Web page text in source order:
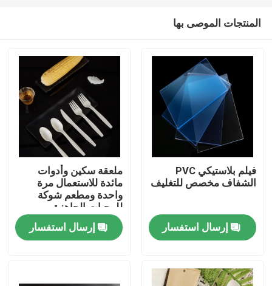
مسكن
المنتجات الموصى بها
فيلم بلاستيكي PVC
الشفاف مخصص للتغليف
إرسال استفسار
ملعقة سكين وأدوات
مائدة للاستعمال مرة
واحدة ومطعم شوكة
للوجبات الجاهزة
إرسال استفسار